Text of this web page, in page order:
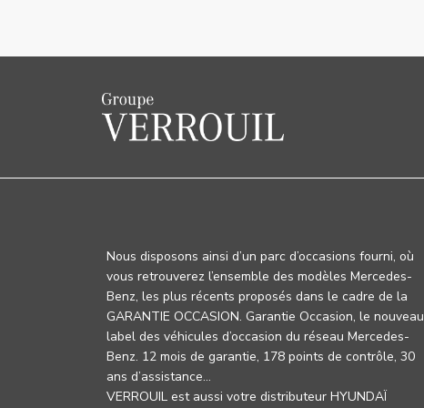
Nous disposons ainsi d’un parc d’occasions fourni, où
vous retrouverez l’ensemble des modèles Mercedes-
Benz, les plus récents proposés dans le cadre de la
GARANTIE OCCASION. Garantie Occasion, le nouveau
label des véhicules d’occasion du réseau Mercedes-
Benz. 12 mois de garantie, 178 points de contrôle, 30
ans d’assistance…
VERROUIL est aussi votre distributeur HYUNDAÏ